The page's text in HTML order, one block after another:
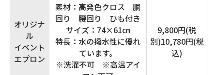
オリジナ
ル
イベント
エプロン
素材：高発色クロス 胴
回り 腰回り ひも付き
サイズ：74×61㎝
特長：水の撥水性に優れ
ています。
※洗濯不可 ※高温アイ
9,800円(税
別)10,780円(税
込)